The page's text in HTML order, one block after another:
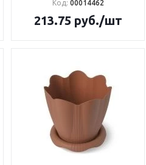
Код: 00014462
213.75 руб./шт